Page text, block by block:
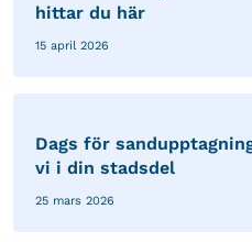
hittar du här
15 april 2026
Dags för
vi i din stadsdel
25 mars 2026